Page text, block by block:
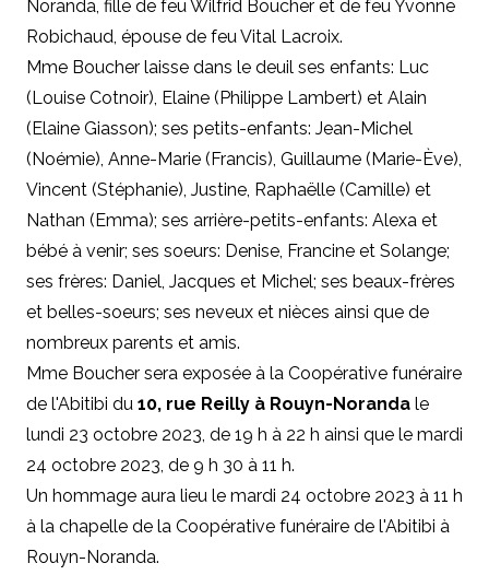
Noranda, fille de feu Wilfrid Boucher et de feu Yvonne
Robichaud, épouse de feu Vital Lacroix.
Mme Boucher laisse dans le deuil ses enfants: Luc
(Louise Cotnoir), Elaine (Philippe Lambert) et Alain
(Elaine Giasson); ses petits-enfants: Jean-Michel
(Noémie), Anne-Marie (Francis), Guillaume (Marie-Ève),
Vincent (Stéphanie), Justine, Raphaëlle (Camille) et
Nathan (Emma); ses arrière-petits-enfants: Alexa et
bébé à venir; ses soeurs: Denise, Francine et Solange;
ses frères: Daniel, Jacques et Michel; ses beaux-frères
et belles-soeurs; ses neveux et nièces ainsi que de
nombreux parents et amis.
Mme Boucher sera exposée à la Coopérative funéraire
de l'Abitibi du 10, rue Reilly à Rouyn-Noranda le
lundi 23 octobre 2023, de 19 h à 22 h ainsi que le mardi
24 octobre 2023, de 9 h 30 à 11 h.
Un hommage aura lieu le mardi 24 octobre 2023 à 11 h
à la chapelle de la Coopérative funéraire de l'Abitibi à
Rouyn-Noranda.